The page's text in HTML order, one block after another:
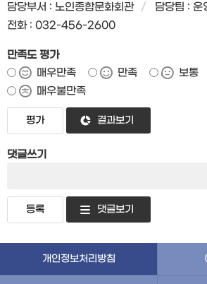
담당부서 : 노인종합문화회관
담당팀 : 운
전화 : 032-456-2600
만족도 평가
매우만족
만족 보통
매우불만족
결과보기
댓글쓰기
댓글보기
개인정보처리방침